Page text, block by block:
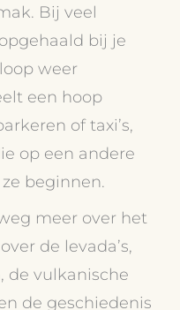
Bij veel
bij je
weer
een hoop
of taxi’s,
op een andere
beginnen.
meer over het
de levada’s,
de vulkanische
de geschiedenis